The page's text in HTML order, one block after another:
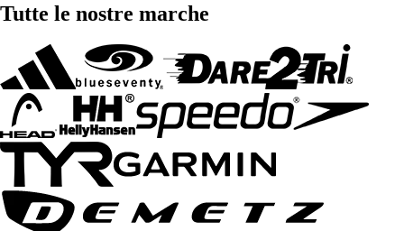
Tutte le nostre marche